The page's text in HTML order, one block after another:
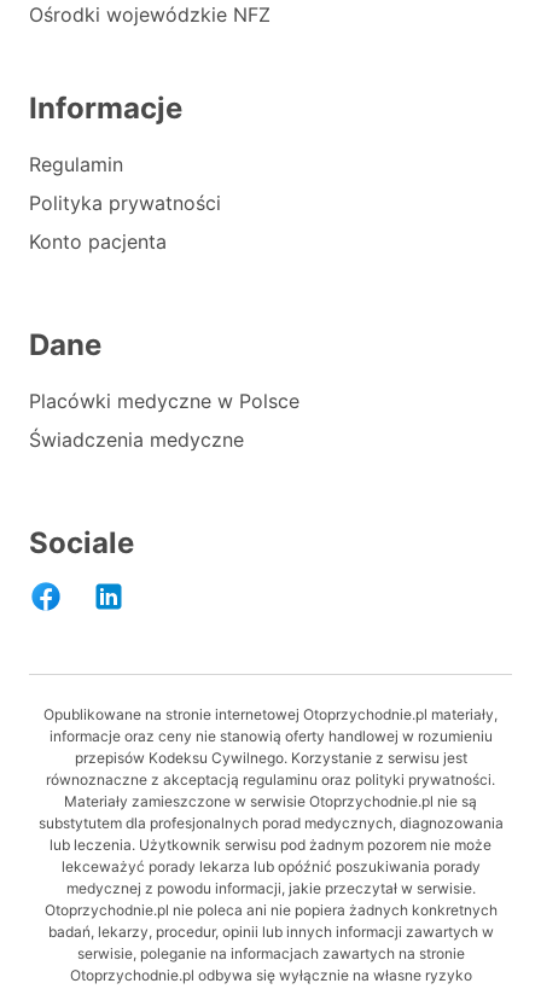
Ośrodki wojewódzkie NFZ
Informacje
Regulamin
Polityka prywatności
Konto pacjenta
Dane
Placówki medyczne w Polsce
Świadczenia medyczne
Sociale
Opublikowane na stronie internetowej Otoprzychodnie.pl materiały,
informacje oraz ceny nie stanowią oferty handlowej w rozumieniu
przepisów Kodeksu Cywilnego. Korzystanie z serwisu jest
równoznaczne z akceptacją regulaminu oraz polityki prywatności.
Materiały zamieszczone w serwisie Otoprzychodnie.pl nie są
substytutem dla profesjonalnych porad medycznych, diagnozowania
lub leczenia. Użytkownik serwisu pod żadnym pozorem nie może
lekceważyć porady lekarza lub opóźnić poszukiwania porady
medycznej z powodu informacji, jakie przeczytał w serwisie.
Otoprzychodnie.pl nie poleca ani nie popiera żadnych konkretnych
badań, lekarzy, procedur, opinii lub innych informacji zawartych w
serwisie, poleganie na informacjach zawartych na stronie
Otoprzychodnie.pl odbywa się wyłącznie na własne ryzyko